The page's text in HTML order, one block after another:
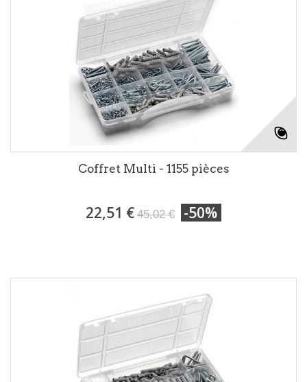
Coffret Multi - 1155 pièces
22,51 € 45,02 € -50%